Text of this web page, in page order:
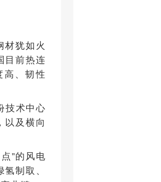
材犹如火
目前热连
高、韧性
技术中心
以及横向
”的风电
制取、